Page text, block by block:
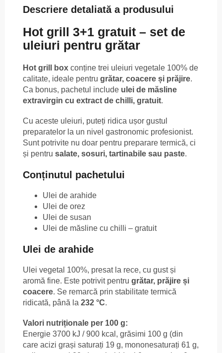
Descriere detaliată a produsului
Hot grill 3+1 gratuit – set de
uleiuri pentru grătar
Hot grill box conține trei uleiuri vegetale 100% de
calitate, ideale pentru grătar, coacere și prăjire.
Ca bonus, pachetul include ulei de măsline
extravirgin cu extract de chilli, gratuit.
Cu aceste uleiuri, puteți ridica ușor gustul
preparatelor la un nivel gastronomic profesionist.
Sunt potrivite nu doar pentru preparare termică, ci
și pentru salate, sosuri, tartinabile sau paste.
Conținutul pachetului
Ulei de arahide
Ulei de orez
Ulei de susan
Ulei de măsline cu chilli – gratuit
Ulei de arahide
Ulei vegetal 100%, presat la rece, cu gust și
aromă fine. Este potrivit pentru grătar, prăjire și
coacere. Se remarcă prin stabilitate termică
ridicată, până la 232 °C.
Valori nutriționale per 100 g:
Energie 3700 kJ / 900 kcal, grăsimi 100 g (din
care acizi grași saturați 19 g, mononesaturați 61 g,